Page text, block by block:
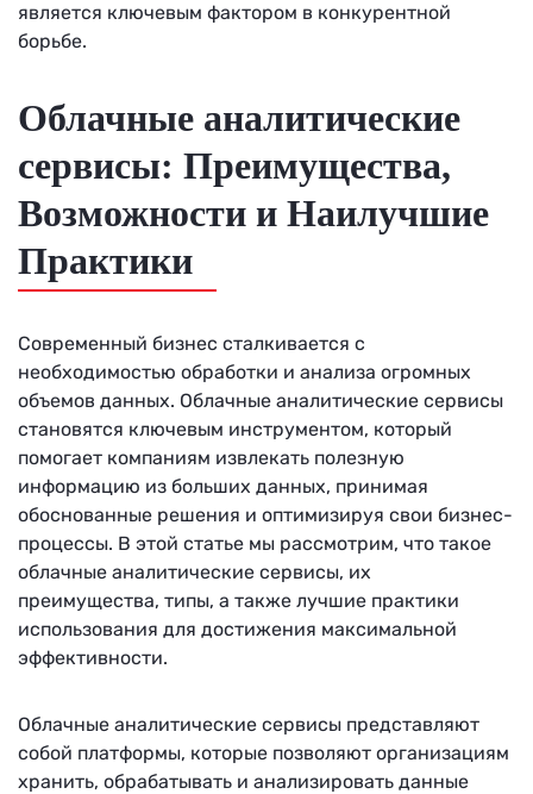
является ключевым фактором в конкурентной
борьбе.
Облачные аналитические
сервисы: Преимущества,
Возможности и Наилучшие
Практики
Современный бизнес сталкивается с
необходимостью обработки и анализа огромных
объемов данных. Облачные аналитические сервисы
становятся ключевым инструментом, который
помогает компаниям извлекать полезную
информацию из больших данных, принимая
обоснованные решения и оптимизируя свои бизнес-
процессы. В этой статье мы рассмотрим, что такое
облачные аналитические сервисы, их
преимущества, типы, а также лучшие практики
использования для достижения максимальной
эффективности.
Облачные аналитические сервисы представляют
собой платформы, которые позволяют организациям
хранить, обрабатывать и анализировать данные